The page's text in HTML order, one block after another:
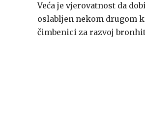
Veća je vjerovatnost da
oslabljen nekom drugom
čimbenici za razvoj